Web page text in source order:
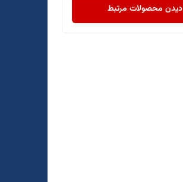
دیدن محصولات مرتبط